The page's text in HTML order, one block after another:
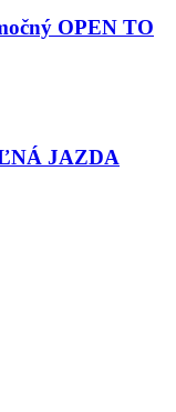
OPEN TO
JAZDA